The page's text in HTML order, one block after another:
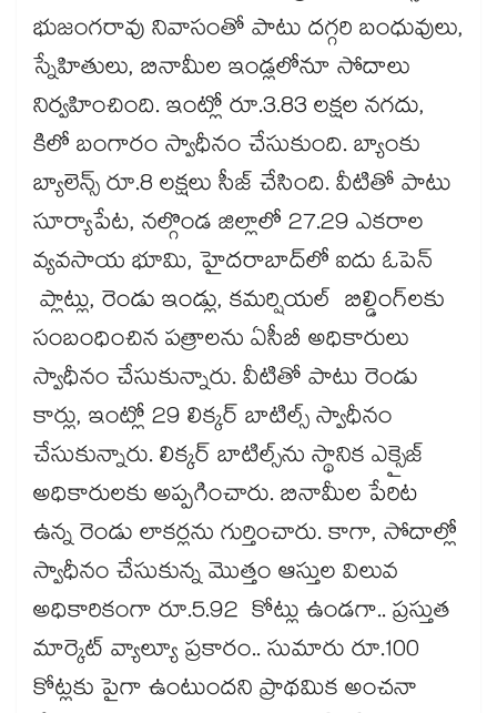
భుజంగరావు నివాసంతో పాటు దగ్గరి బంధువులు,
స్నేహితులు, బినామీల ఇండ్లలోనూ సోదాలు
నిర్వహించింది. ఇంట్లో రూ.3.83 లక్షల నగదు,
కిలో బంగారం స్వాధీనం చేసుకుంది. బ్యాంకు
బ్యాలెన్స్‌‌‌‌‌‌‌‌ రూ.8 లక్షలు సీజ్‌‌‌‌‌‌‌‌ చేసింది. వీటితో పాటు
సూర్యాపేట, నల్గొండ జిల్లాలో 27.29 ఎకరాల
వ్యవసాయ భూమి, హైదరాబాద్‌‌‌‌‌‌‌‌లో ఐదు ఓపెన్
ప్లాట్లు, రెండు ఇండ్లు, కమర్షియల్ బిల్డింగ్‌‌‌‌‌‌‌‌లకు
సంబంధించిన పత్రాలను ఏసీబీ అధికారులు
స్వాధీనం చేసుకున్నారు. వీటితో పాటు రెండు
కార్లు, ఇంట్లో 29 లిక్కర్‌‌‌‌‌‌‌‌ బాటిల్స్‌‌‌‌‌‌‌‌ స్వాధీనం
చేసుకున్నారు. లిక్కర్‌‌‌‌‌‌‌‌ బాటిల్స్‌‌‌‌‌‌‌‌ను స్థానిక ఎక్సైజ్
అధికారులకు అప్పగించారు. బినామీల పేరిట
ఉన్న రెండు లాకర్లను గుర్తించారు. కాగా, సోదాల్లో
స్వాధీనం చేసుకున్న మొత్తం ఆస్తుల విలువ
అధికారికంగా రూ.5.92 కోట్లు ఉండగా.. ప్రస్తుత
మార్కెట్‌‌‌‌‌‌‌‌ వ్యాల్యూ ప్రకారం.. సుమారు రూ.100
కోట్లకు పైగా ఉంటుందని ప్రాథమిక అంచనా